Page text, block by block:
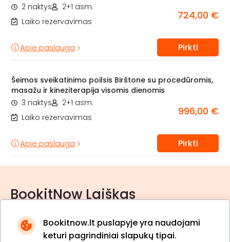
Bookitnow.lt puslapyje yra naudojami
keturi pagrindiniai slapukų tipai.
2 naktys
2+1 asm.
Laiko rezervavimas
724,00 €
Apie paslaugą Pirkti
Šeimos sveikatinimo poilsis Birštone su procedūromis,
masažu ir kineziterapija visomis dienomis
3 naktys
2+1 asm.
Laiko rezervavimas
996,00 €
Apie paslaugą Pirkti
BookitNow Laiškas